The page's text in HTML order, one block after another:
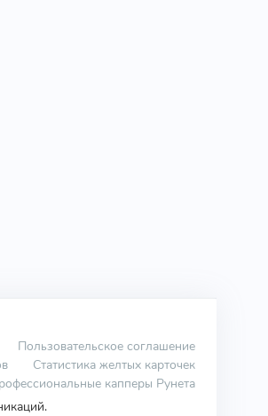
Пользовательское соглашение
Статистика желтых карточек
капперы Рунета